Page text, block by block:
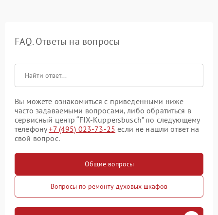
FAQ. Ответы на вопросы
Вы можете ознакомиться с приведенными ниже
часто задаваемыми вопросами, либо обратиться в
сервисный центр “FIX-Kuppersbusch” по следующему
телефону+7 (495) 023-73-25 если не нашли ответ на
свой вопрос.
Общие вопросы
Вопросы по ремонту духовых шкафов